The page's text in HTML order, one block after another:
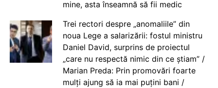
mine, asta înseamnă să fii medic
Trei rectori despre „anomaliile” din
noua Lege a salarizării: fostul ministru
Daniel David, surprins de proiectul
„care nu respectă nimic din ce știam” /
Marian Preda: Prin promovări foarte
mulți ajung să ia mai puțini bani /